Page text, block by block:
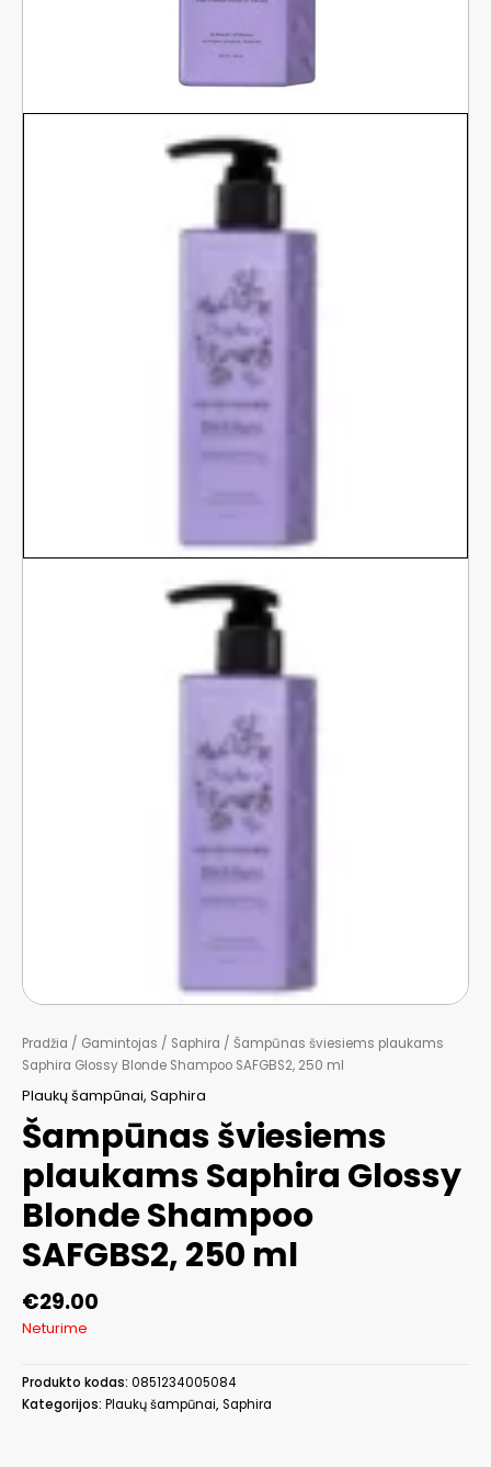
Pradžia / Gamintojas / Saphira / Šampūnas šviesiems plaukams
Saphira Glossy Blonde Shampoo SAFGBS2, 250 ml
Plaukų šampūnai, Saphira
Šampūnas šviesiems
plaukams Saphira Glossy
Blonde Shampoo
SAFGBS2, 250 ml
€29.00
Neturime
Produkto kodas: 0851234005084
Kategorijos: Plaukų šampūnai,Saphira